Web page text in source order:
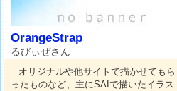
OrangeStrap
るびぃぜさん
オリジナルや他サイトで描かせてもら
ったものなど、主にSAIで描いたイラス